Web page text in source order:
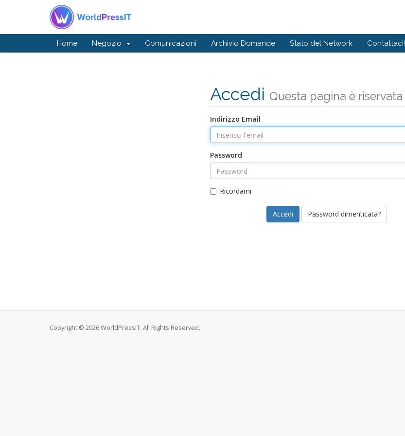
Home Negozio Comunicazioni Archivio Domande Stato del Network Contattaci!
Accedi Questa pagina è riservata
Indirizzo Email
Password
Ricordami
Password dimenticata?
Copyright © 2026 WorldPressIT. All Rights Reserved.